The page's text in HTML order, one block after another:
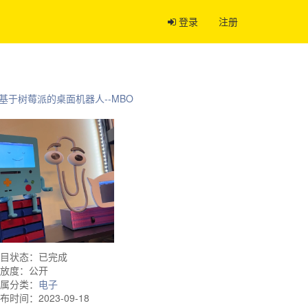
登录 注册
于树莓派的桌面机器人--MBO
状态：已完成
度：公开
分类： 电子
时间：2023-09-18